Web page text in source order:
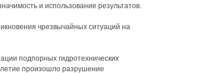
и использование результатов.
чрезвычайных ситуаций на
подпорных гидротехнических
произошло разрушение